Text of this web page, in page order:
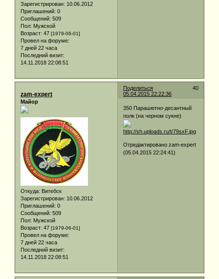
Зарегистрирован: 10.06.2012
Приглашений: 0
Сообщений: 509
Пол: Мужской
Возраст: 47 [1979-06-01]
Провел на форуме:
7 дней 22 часа
Последний визит:
14.11.2018 22:08:51
Поделиться
40
05.04.2015 22:22:36
zam-expert
Майор
Откуда: Витебск
Зарегистрирован: 10.06.2012
Приглашений: 0
Сообщений: 509
Пол: Мужской
Возраст: 47 [1979-06-01]
Провел на форуме:
7 дней 22 часа
Последний визит:
14.11.2018 22:08:51
350 Парашютно-десантный
полк (на черном сукне)
Отредактировано zam-expert
(05.04.2015 22:24:41)